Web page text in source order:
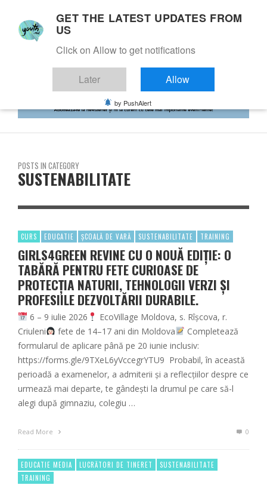
POSTS IN CATEGORY
SUSTENABILITATE
CURS EDUCATIE ȘCOALĂ DE VARĂ SUSTENABILITATE TRAINING
GIRLS4GREEN REVINE CU O NOUĂ EDIȚIE: O
TABĂRĂ PENTRU FETE CURIOASE DE
PROTECȚIA NATURII, TEHNOLOGII VERZI ȘI
PROFESIILE DEZVOLTĂRII DURABILE.
6 – 9 iulie 2026
EcoVillage Moldova, s. Rîșcova, r.
Criuleni
fete de 14–17 ani din Moldova
Completează
formularul de aplicare până pe 20 iunie inclusiv:
https://forms.gle/9TXeL6yVccegrYTU9 Probabil, în această
perioadă a examenelor, a admiterii și a reflecțiilor despre ce
urmează mai departe, te gândești la drumul pe care să-l
alegi după gimnaziu, colegiu …
Read More 0
EDUCATIE MEDIA LUCRĂTORI DE TINERET
SUSTENABILITATE
TRAINING
GET THE LATEST UPDATES FROM
US
Click on Allow to get notifications
Later Allow
by PushAlert